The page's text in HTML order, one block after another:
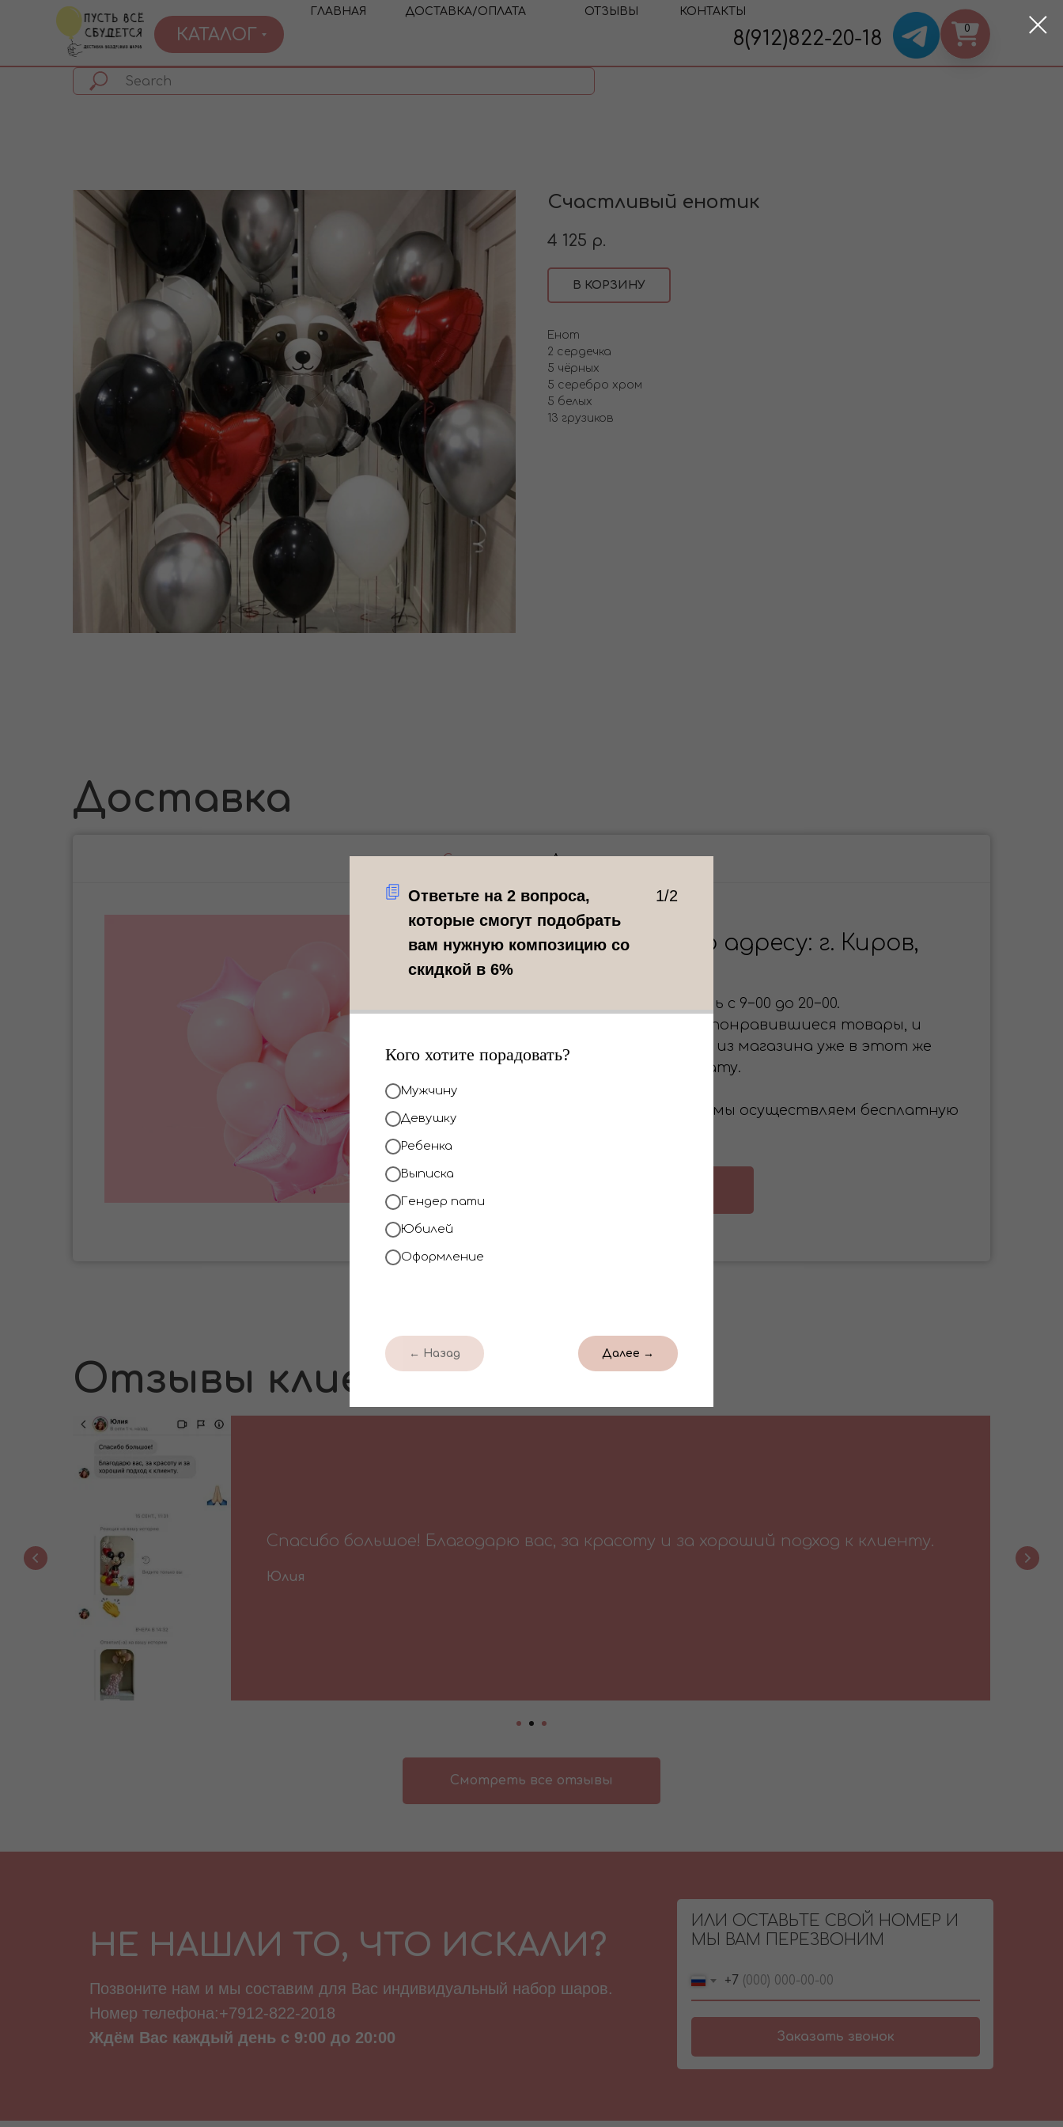
8(912)822-20-18 0
КАТАЛОГ
ГЛАВНАЯ ДОСТАВКА/ОПЛАТА ОТЗЫВЫ КОНТАКТЫ
Ответьте на 2 вопроса,
которые смогут подобрать
вам нужную композицию со
скидкой в 6%
1/2
Кого хотите порадовать?
Мужчину
Девушку
Ребенка
Выписка
Гендер пати
Юбилей
Оформление
← Назад Далее →
Счастливый енотик
4 125 р.
В КОРЗИНУ
Енот
2 сердечка
5 чёрных
5 серебро хром
5 белых
13 грузиков
Доставка
Самовывоз Доставка
Самовывоз по адресу: г. Киров,
Рады вам каждый день с 9−00 до 20−00.
Добавьте в корзину понравившиеся товары, и
сможете забрать их из магазина уже в этот же
день или в нужную дату.
При заказе от 2000 ₽ мы осуществляем бесплатную
Отзывы клиентов
Этим шарикам с Дня Рождения уже неделя. Все еще играем с ними, не сдулись!
Елизавета
Смотреть все отзывы
НЕ НАШЛИ ТО, ЧТО ИСКАЛИ?
Позвоните нам и мы составим для Вас индивидуальный набор шаров.
Номер телефона:+7912-822-2018
Ждём Вас каждый день с 9:00 до 20:00
ИЛИ ОСТАВЬТЕ СВОЙ НОМЕР И
МЫ ВАМ ПЕРЕЗВОНИМ
+7
Заказать звонок